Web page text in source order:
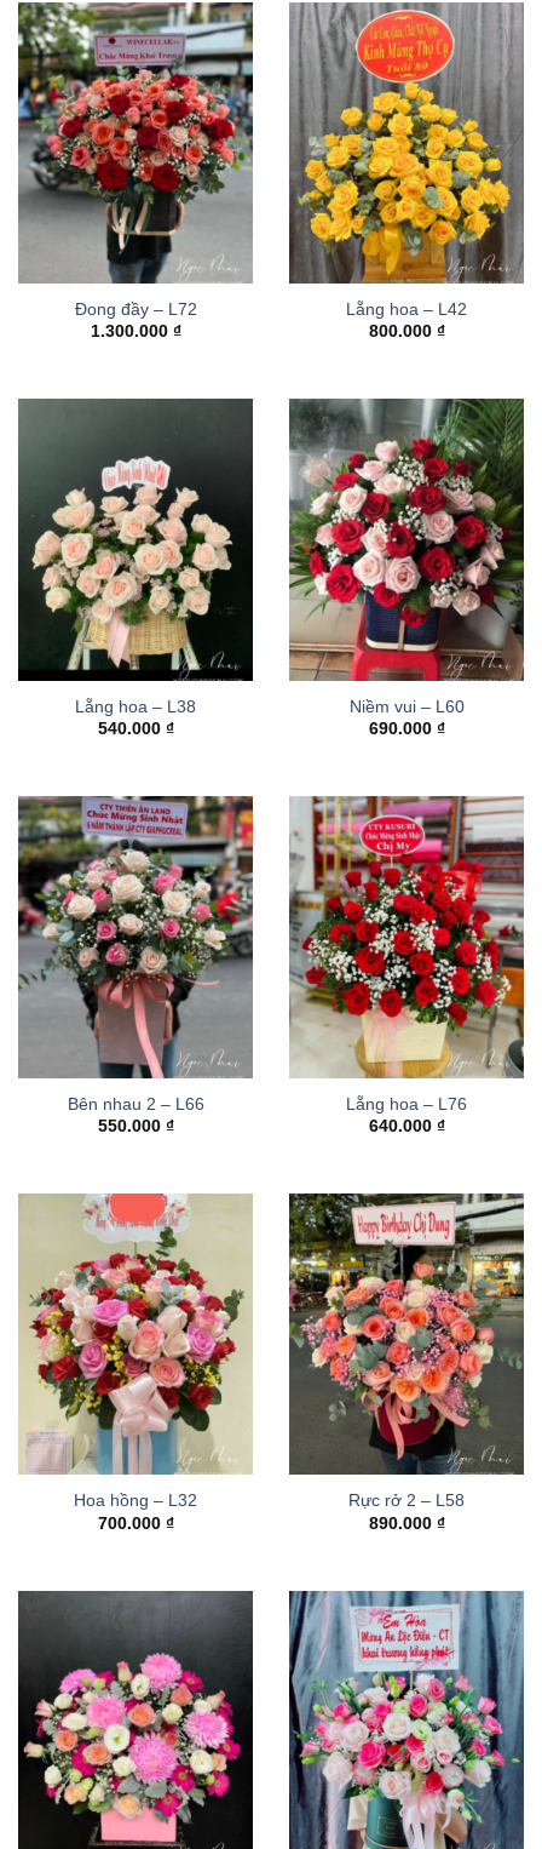
Đong đầy – L72
1.300.000 ₫
Lẵng hoa – L42
800.000 ₫
Lẵng hoa – L38
540.000 ₫
Niềm vui – L60
690.000 ₫
Bên nhau 2 – L66
550.000 ₫
Lẵng hoa – L76
640.000 ₫
Hoa hồng – L32
700.000 ₫
Rực rở 2 – L58
890.000 ₫